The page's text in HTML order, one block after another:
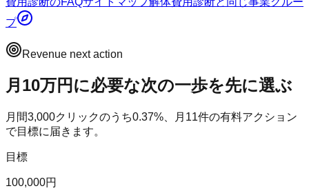
プ
Revenue next action
月10万円に必要な次の一歩を先に選ぶ
月間3,000クリックのうち0.37%、月 11件の有料アクション
で目標に届きます。
目標
100,000円